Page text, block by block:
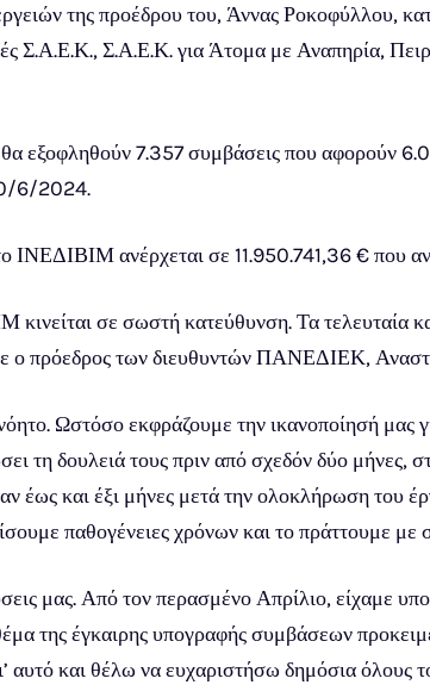
της προέδρου του, Άννας Ροκοφύλλου,
Σ.Α.Ε.Κ., Σ.Α.Ε.Κ. για Άτομα με Αναπηρία,
εξοφληθούν 7.357 συμβάσεις που αφορούν
6/2024.
ΙΝΕΔΙΒΙΜ ανέρχεται σε 11.950.741,36 € που
κινείται σε σωστή κατεύθυνση. Τα τελευταία
ο πρόεδρος των διευθυντών ΠΑΝΕΔΙΕΚ,
Ωστόσο εκφράζουμε την ικανοποίησή μας
τη δουλειά τους πριν από σχεδόν δύο μήνες,
και έξι μήνες μετά την ολοκλήρωση του
παθογένειες χρόνων και το πράττουμε με
μας. Από τον περασμένο Απρίλιο, είχαμε
της έγκαιρης υπογραφής συμβάσεων
αυτό και θέλω να ευχαριστήσω δημόσια όλους